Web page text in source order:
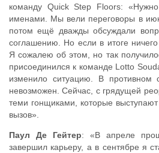
команду Quick Step Floors:
именами. Мы вели переговоры в
потом ещё дважды обсуждали
соглашению. Но если в итоге ничего
Я сожалею об этом, но так
присоединился к команде Lotto
изменило ситуацию. В противном
невозможен. Сейчас, с грядущей
теми гонщиками, которые
вызов».
Паул Де Гейтер: «В апреле
завершил карьеру, а в сентябре я